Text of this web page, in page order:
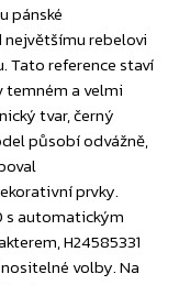
pánské
rebelovi
Tato reference staví
temném a velmi
tvar, černý
působí odvážně,
prvky.
s automatickým
H24585331
volby. Na